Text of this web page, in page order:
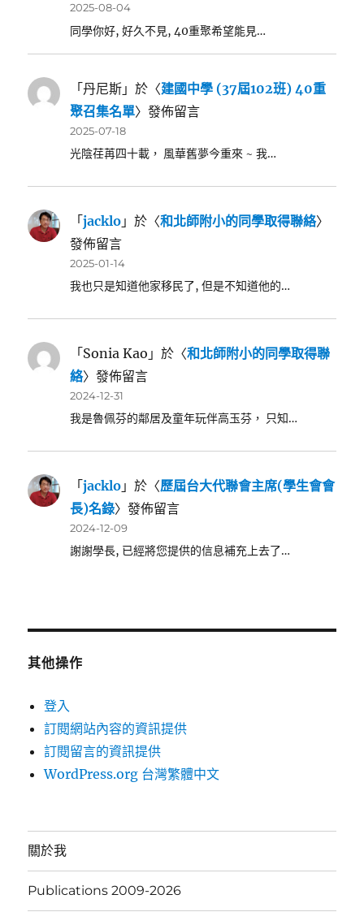
2025-08-04
同學你好, 好久不見, 40重聚希望能見…
「丹尼斯 」於〈建國中學 (37屆102班) 40重
聚召集名單〉發佈留言
2025-07-18
光陰荏苒四十載， 風華舊夢今重來 ~ 我…
「jacklo 」於〈和北師附小的同學取得聯絡〉
發佈留言
2025-01-14
我也只是知道他家移民了, 但是不知道他的…
「Sonia Kao 」於〈和北師附小的同學取得聯
絡〉發佈留言
2024-12-31
我是魯佩芬的鄰居及童年玩伴高玉芬， 只知…
「jacklo 」於〈歷屆台大代聯會主席(學生會會
長)名錄〉發佈留言
2024-12-09
謝謝學長, 已經將您提供的信息補充上去了…
其他操作
登入
訂閱網站內容的資訊提供
訂閱留言的資訊提供
WordPress.org 台灣繁體中文
關於我
Publications 2009-2026